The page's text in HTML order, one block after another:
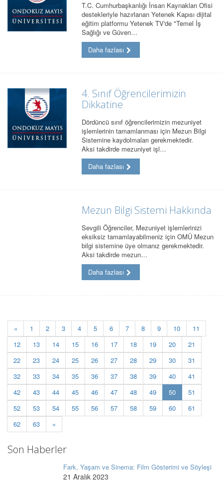
T.C. Cumhurbaşkanlığı İnsan Kaynakları Ofisi
destekleriyle hazırlanan Yetenek Kapısı dijital
eğitim platformu Yetenek TV'de "Temel İş
Sağlığı ve Güven…
Daha fazlası
4. Sınıf Öğrencilerimizin
Dikkatine
Dördüncü sınıf öğrencilerimizin mezuniyet
işlemlerinin tamamlanması için Mezun Bilgi
Sistemine kaydolmaları gerekmektedir.
Aksi takdirde mezuniyet işl…
Daha fazlası
Mezun Bilgi Sistemi Hakkında
Sevgili Öğrenciler, Mezuniyet işlemlerinizi
eksiksiz tamamlayabilmeniz için OMÜ Mezun
bilgi sistemine üye olmanız gerekmektedir.
Aksi takdirde mezun…
Daha fazlası
« 1 2 3 4 5 6 7 8 9 10
11
12
13 14 15 16 17 18 19 20
21
22
23 24 25 26 27 28 29 30
31
32
33 34 35 36 37 38 39 40
41
42
43 44 45 46 47 48 49 50(current)
51
52
53 54 55 56 57 58 59 60
61
62
63 »
Son Haberler
Fark, Yaşam ve Sinema: Film Gösterimi ve Söyleşi
21 Aralık 2023